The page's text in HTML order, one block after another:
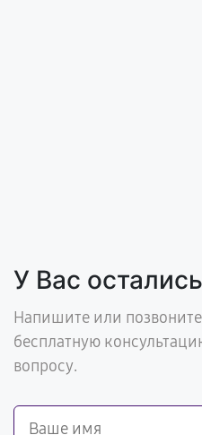
У Вас
Напишите или
бесплатную
вопросу.